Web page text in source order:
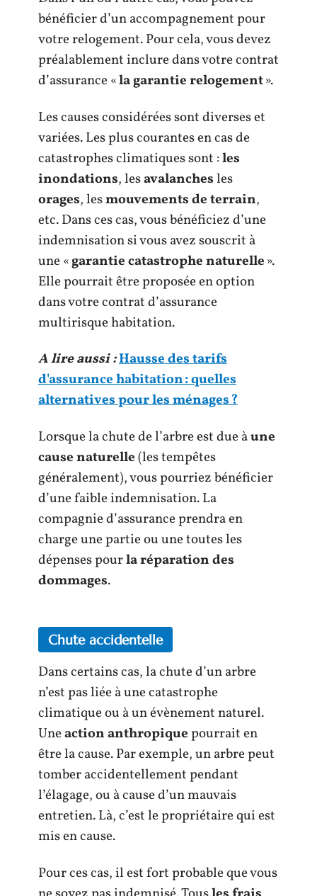
bénéficier d’un accompagnement pour
votre relogement. Pour cela, vous devez
préalablement inclure dans votre contrat
d’assurance «la garantie relogement».
Les causes considérées sont diverses et
variées. Les plus courantes en cas de
catastrophes climatiques sont :les
inondations, lesavalanchesles
orages, lesmouvements de terrain,
etc. Dans ces cas, vous bénéficiez d’une
indemnisation si vous avez souscrit à
une «garantie catastrophe naturelle».
Elle pourrait être proposée en option
dans votre contrat d’assurance
multirisque habitation.
A lire aussi :Hausse des tarifs
d'assurance habitation : quelles
alternatives pour les ménages ?
Lorsque la chute de l’arbre est due àune
cause naturelle(les tempêtes
généralement), vous pourriez bénéficier
d’une faible indemnisation. La
compagnie d’assurance prendra en
charge une partie ou une toutes les
dépenses pourla réparation des
dommages.
Chute accidentelle
Dans certains cas, la chute d’un arbre
n’est pas liée à une catastrophe
climatique ou à un évènement naturel.
Uneaction anthropiquepourrait en
être la cause. Par exemple, un arbre peut
tomber accidentellement pendant
l’élagage, ou à cause d’un mauvais
entretien. Là, c’est le propriétaire qui est
mis en cause.
Pour ces cas, il est fort probable que vous